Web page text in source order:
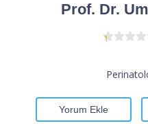
Prof. Dr.
Yorum Ekle